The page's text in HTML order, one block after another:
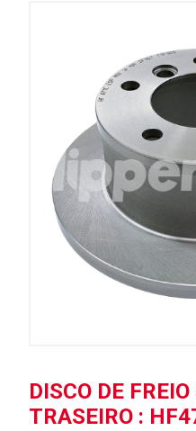
DISCO DE
TRASEIRO :